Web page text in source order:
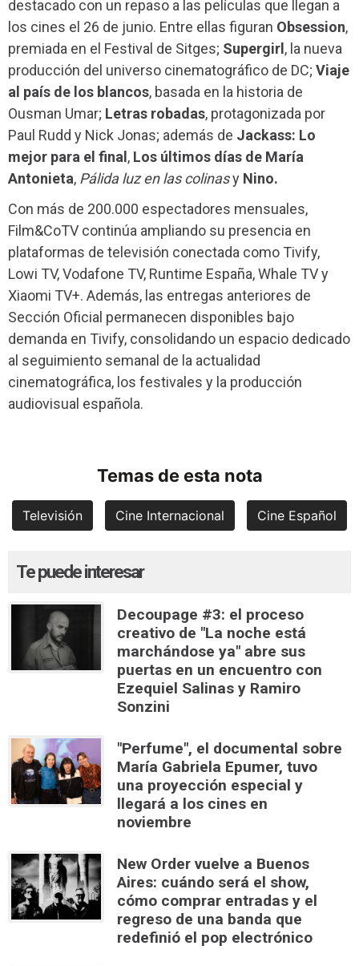
destacado con un repaso a las películas que llegan a
los cines el 26 de junio. Entre ellas figuran Obsession,
premiada en el Festival de Sitges; Supergirl, la nueva
producción del universo cinematográfico de DC; Viaje
al país de los blancos, basada en la historia de
Ousman Umar; Letras robadas, protagonizada por
Paul Rudd y Nick Jonas; además de Jackass: Lo
mejor para el final, Los últimos días de María
Antonieta, Pálida luz en las colinasy Nino.
Con más de 200.000 espectadores mensuales,
Film&CoTV continúa ampliando su presencia en
plataformas de televisión conectada como Tivify,
Lowi TV, Vodafone TV, Runtime España, Whale TV y
Xiaomi TV+. Además, las entregas anteriores de
Sección Oficial permanecen disponibles bajo
demanda en Tivify, consolidando un espacio dedicado
al seguimiento semanal de la actualidad
cinematográfica, los festivales y la producción
audiovisual española.
Temas de esta nota
Televisión Cine Internacional Cine Español
Te puede interesar
Decoupage #3: el proceso
creativo de "La noche está
marchándose ya" abre sus
puertas en un encuentro con
Ezequiel Salinas y Ramiro
Sonzini
"Perfume", el documental sobre
María Gabriela Epumer, tuvo
una proyección especial y
llegará a los cines en
noviembre
New Order vuelve a Buenos
Aires: cuándo será el show,
cómo comprar entradas y el
regreso de una banda que
redefinió el pop electrónico